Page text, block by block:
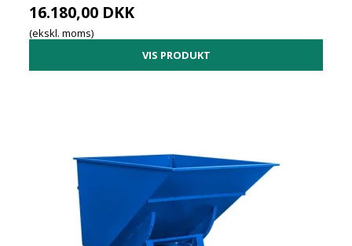
16.180,00 DKK
(ekskl. moms)
VIS PRODUKT